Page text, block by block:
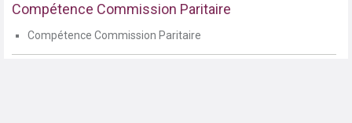
Compétence Commission Paritaire
Compétence Commission Paritaire